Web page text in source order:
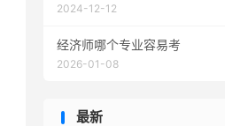
2024-12-12
经济师哪个专业容易考
2026-01-08
最新